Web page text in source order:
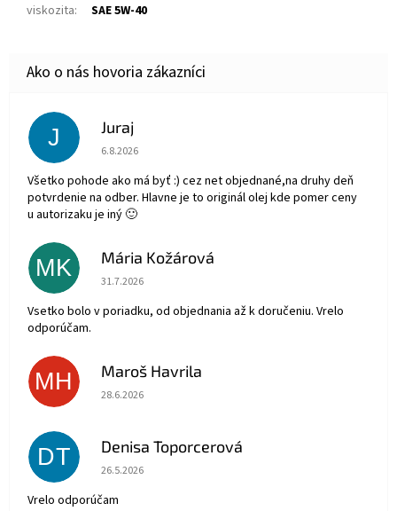
viskozita: SAE 5W-40
J Juraj
Hodnotenie obchodu je 5 z 5 hviezdičiek.
6.8.2026
Všetko pohode ako má byť :) cez net objednané,na druhy deň
potvrdenie na odber. Hlavne je to originál olej kde pomer ceny
u autorizaku je iný 🙂
MK Mária Kožárová
Hodnotenie obchodu je 5 z 5 hviezdičiek.
31.7.2026
Vsetko bolo v poriadku, od objednania až k doručeniu. Vrelo
odporúčam.
MH Maroš Havrila
Hodnotenie obchodu je 5 z 5 hviezdičiek.
28.6.2026
DT Denisa Toporcerová
Hodnotenie obchodu je 5 z 5 hviezdičiek.
26.5.2026
Vrelo odporúčam